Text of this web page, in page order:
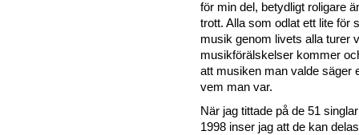
för min del, betydligt roligare
trott. Alla som odlat ett lite för
musik genom livets alla turer
musikförälskelser kommer
att musiken man valde säger
vem man var.
När jag tittade på de 51
1998 inser jag att de kan